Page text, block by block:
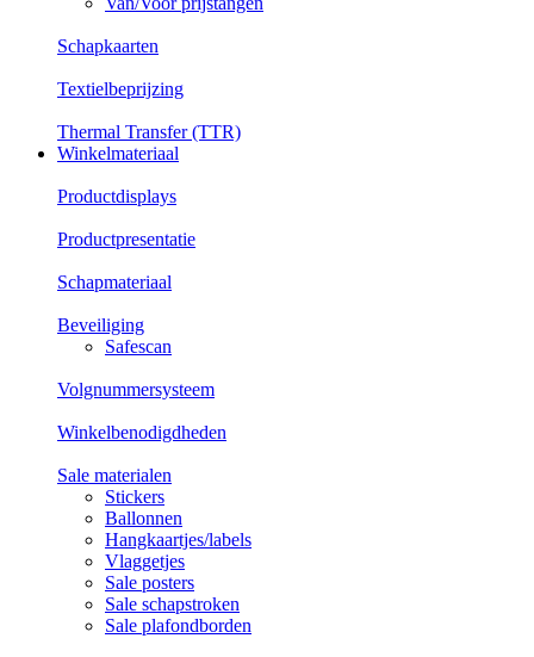
Schapkaarten
Textielbeprijzing
Thermal Transfer (TTR)
Winkelmateriaal
Productdisplays
Productpresentatie
Schapmateriaal
Beveiliging
Safescan
Volgnummersysteem
Winkelbenodigdheden
Sale materialen
Stickers
Ballonnen
Hangkaartjes/labels
Vlaggetjes
Sale posters
Sale schapstroken
Sale plafondborden